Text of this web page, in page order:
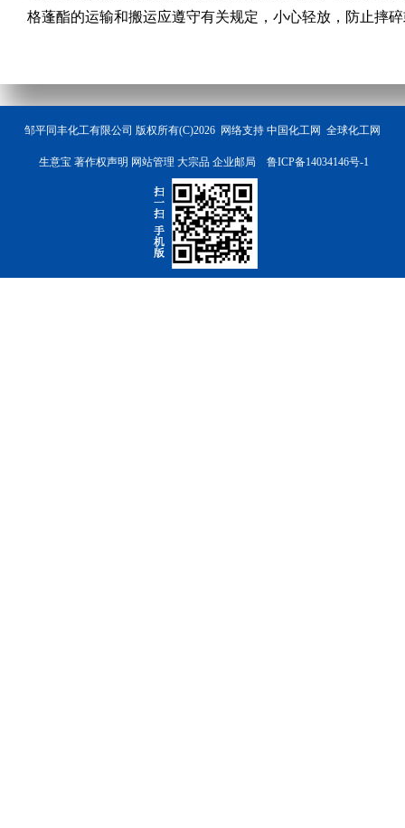
格蓬酯的运输和搬运应遵守有关规定，小心轻放，防止摔
邹平同丰化工有限公司 版权所有(C)2026 网络支持 中国化工网 全球化工网
生意宝 著作权声明 网站管理 大宗品 企业邮局 鲁ICP备14034146号-1